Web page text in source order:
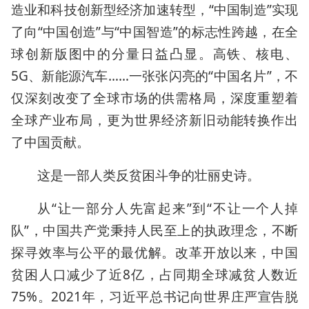
造业和科技创新型经济加速转型，“中国制造”实现
了向“中国创造”与“中国智造”的标志性跨越，在全
球创新版图中的分量日益凸显。高铁、核电、
5G、新能源汽车……一张张闪亮的“中国名片”，不
仅深刻改变了全球市场的供需格局，深度重塑着
全球产业布局，更为世界经济新旧动能转换作出
了中国贡献。
这是一部人类反贫困斗争的壮丽史诗。
从“让一部分人先富起来”到“不让一个人掉
队”，中国共产党秉持人民至上的执政理念，不断
探寻效率与公平的最优解。改革开放以来，中国
贫困人口减少了近8亿，占同期全球减贫人数近
75%。2021年，习近平总书记向世界庄严宣告脱